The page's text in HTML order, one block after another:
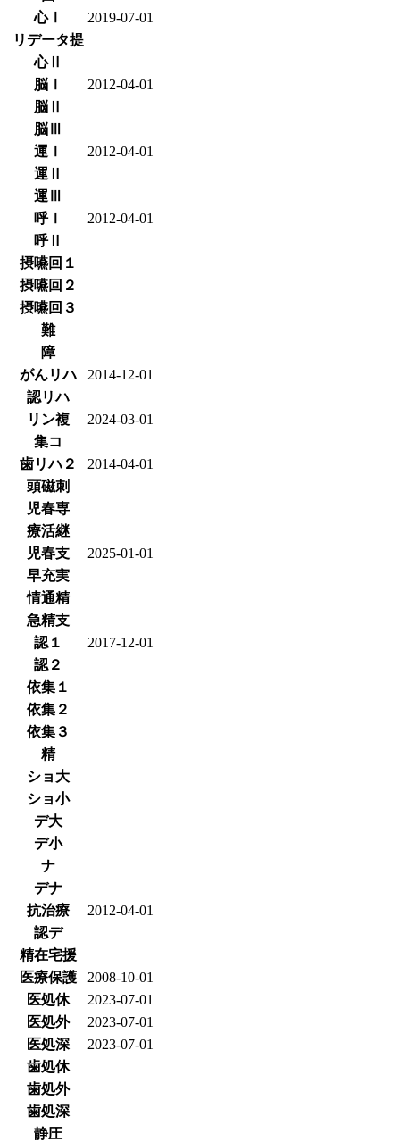
心Ⅰ
2019-07-01
リデータ提
心Ⅱ
脳Ⅰ
2012-04-01
脳Ⅱ
脳Ⅲ
運Ⅰ
2012-04-01
運Ⅱ
運Ⅲ
呼Ⅰ
2012-04-01
呼Ⅱ
摂嚥回１
摂嚥回２
摂嚥回３
難
障
がんリハ
2014-12-01
認リハ
リン複
2024-03-01
集コ
歯リハ２
2014-04-01
頭磁刺
児春専
療活継
児春支
2025-01-01
早充実
情通精
急精支
認１
2017-12-01
認２
依集１
依集２
依集３
精
ショ大
ショ小
デ大
デ小
ナ
デナ
抗治療
2012-04-01
認デ
精在宅援
医療保護
2008-10-01
医処休
2023-07-01
医処外
2023-07-01
医処深
2023-07-01
歯処休
歯処外
歯処深
静圧